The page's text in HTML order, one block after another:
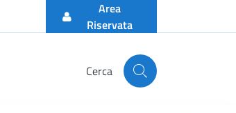
Area
Riservata
Cerca